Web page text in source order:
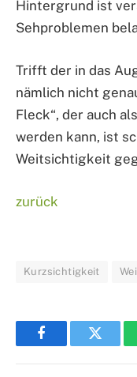
Hintergrund ist
Sehproblemen
Trifft der in das
nämlich nicht
Fleck“, der auch
werden kann, ist
Weitsichtigkeit
zurück
Kurzsichtigkeit
FacebookTwitter